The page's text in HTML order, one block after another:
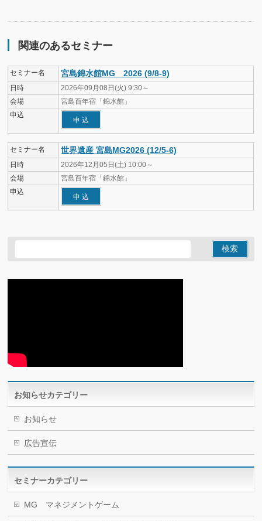
関連のあるセミナー
セミナー名 宮島錦水館MG 2026 (9/8-9)
日時
2026年09月08日(火) 9:30～
会場
宮島百年宿「錦水館」
申込
申 込
セミナー名 世界遺産 宮島MG2026 (12/5-6)
日時
2026年12月05日(土) 10:00～
会場
宮島百年宿「錦水館」
申込
申 込
お知らせカテゴリー
お知らせ
広告宣伝
セミナーカテゴリー
MG マネジメントゲーム